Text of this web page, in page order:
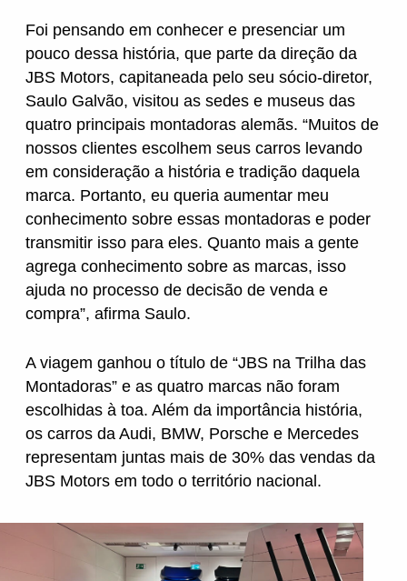
Nissan
Porsche
RAM
Toyota
Volkswagen
Wanshida
Foi pensando em conhecer e presenciar um
pouco dessa história, que parte da direção da
JBS Motors, capitaneada pelo seu sócio-diretor,
Saulo Galvão, visitou as sedes e museus das
quatro principais montadoras alemãs. “Muitos de
nossos clientes escolhem seus carros levando
em consideração a história e tradição daquela
marca. Portanto, eu queria aumentar meu
conhecimento sobre essas montadoras e poder
transmitir isso para eles. Quanto mais a gente
agrega conhecimento sobre as marcas, isso
ajuda no processo de decisão de venda e
compra”, afirma Saulo.
A viagem ganhou o título de “JBS na Trilha das
Montadoras” e as quatro marcas não foram
escolhidas à toa. Além da importância história,
os carros da Audi, BMW, Porsche e Mercedes
representam juntas mais de 30% das vendas da
JBS Motors em todo o território nacional.